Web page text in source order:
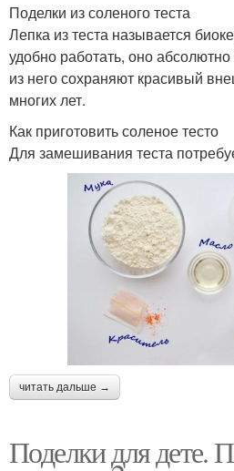
Поделки из соленого теста
Лепка из теста называется
удобно работать, оно
из него сохраняют красивый
многих лет.
Как приготовить соленое тесто
Для замешивания теста
читать дальше →
Поделки для дете.